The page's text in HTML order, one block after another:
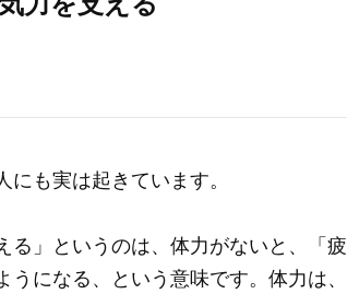
も実は起きています。
る」というのは、体力がないと、「疲
になる、という意味です。体力は、